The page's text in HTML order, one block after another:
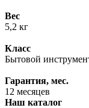
Вес
5,2 кг
Класс
Бытовой
Гарантия, мес.
12 месяцев
Наш каталог